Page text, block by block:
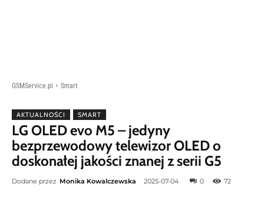
GSMService.pl Smart
AKTUALNOŚCI SMART
LG OLED evo M5 – jedyny
bezprzewodowy telewizor OLED o
doskonałej jakości znanej z serii G5
Dodane przez Monika Kowalczewska 2025-07-04 0 72